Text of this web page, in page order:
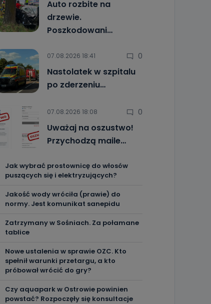
Auto rozbite na
drzewie.
Poszkodowani…
07.08.2026 18:41 0
Nastolatek w szpitalu
po zderzeniu…
07.08.2026 18:08 0
Uważaj na oszustwo!
Przychodzą maile…
Jak wybrać prostownicę do włosów
puszących się i elektryzujących?
Jakość wody wróciła (prawie) do
normy. Jest komunikat sanepidu
Zatrzymany w Sośniach. Za połamane
tablice
Nowe ustalenia w sprawie OZC. Kto
spełnił warunki przetargu, a kto
próbował wrócić do gry?
Czy aquapark w Ostrowie powinien
powstać? Rozpoczęły się konsultacje